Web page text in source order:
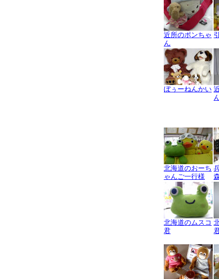
近所のポンちゃ
ん
ぼぅーねんかい
北海道のおーち
ゃんご一行様
北海道のムスコ
君